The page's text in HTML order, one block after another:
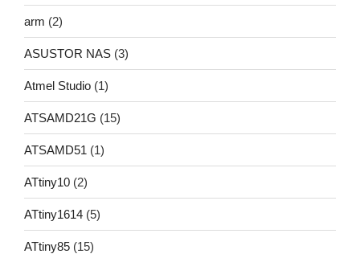
arm (2)
ASUSTOR NAS (3)
Atmel Studio (1)
ATSAMD21G (15)
ATSAMD51 (1)
ATtiny10 (2)
ATtiny1614 (5)
ATtiny85 (15)